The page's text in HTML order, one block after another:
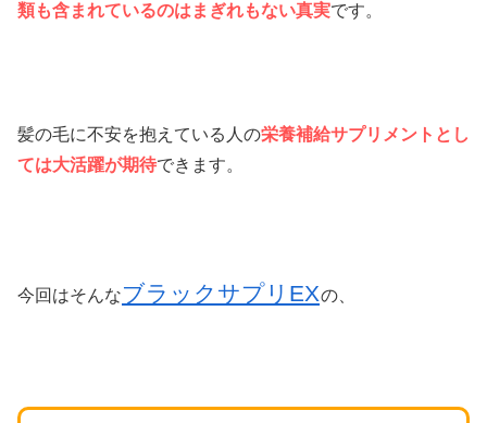
類も含まれているのはまぎれもない真実です。
髪の毛に不安を抱えている人の栄養補給サプリメントとし
ては大活躍が期待できます。
今回はそんなブラックサプリEXの、